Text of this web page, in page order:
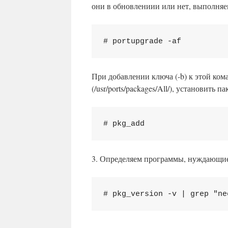
они в обновлениии или нет,
# portupgrade -af
При добавлении ключа (-b) к этой
(/usr/ports/packages/All/), установить
# pkg_add
3. Определяем программы,
# pkg_version -v | grep